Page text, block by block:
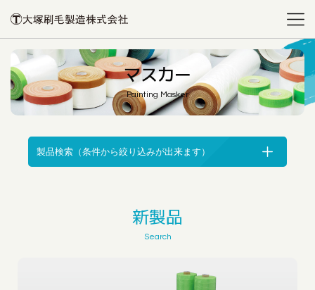
マスカー
Painting Masker
製品検索（条件から絞り込みが出来ます）
新製品
Search